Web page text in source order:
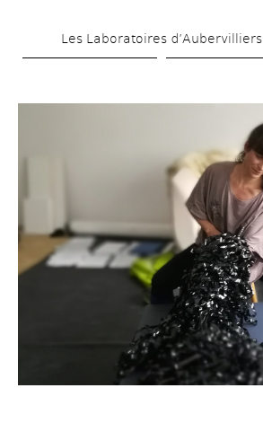
au
principal
Les Laboratoires d’Aubervilliers